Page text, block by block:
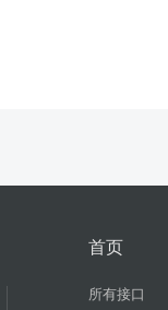
首页
所有接口